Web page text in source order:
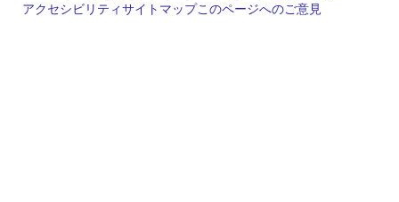
Legal
アクセシビリティサイトマップこのページへのご意見